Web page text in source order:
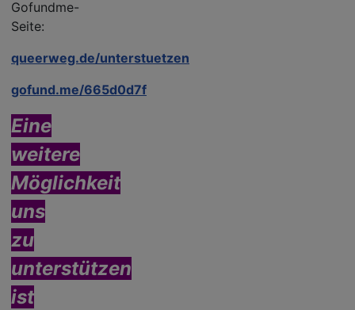
Gofundme-
Seite:
queerweg.de/unterstuetzen
gofund.me/665d0d7f
Eine
weitere
Möglichkeit
uns
zu
unterstützen
ist